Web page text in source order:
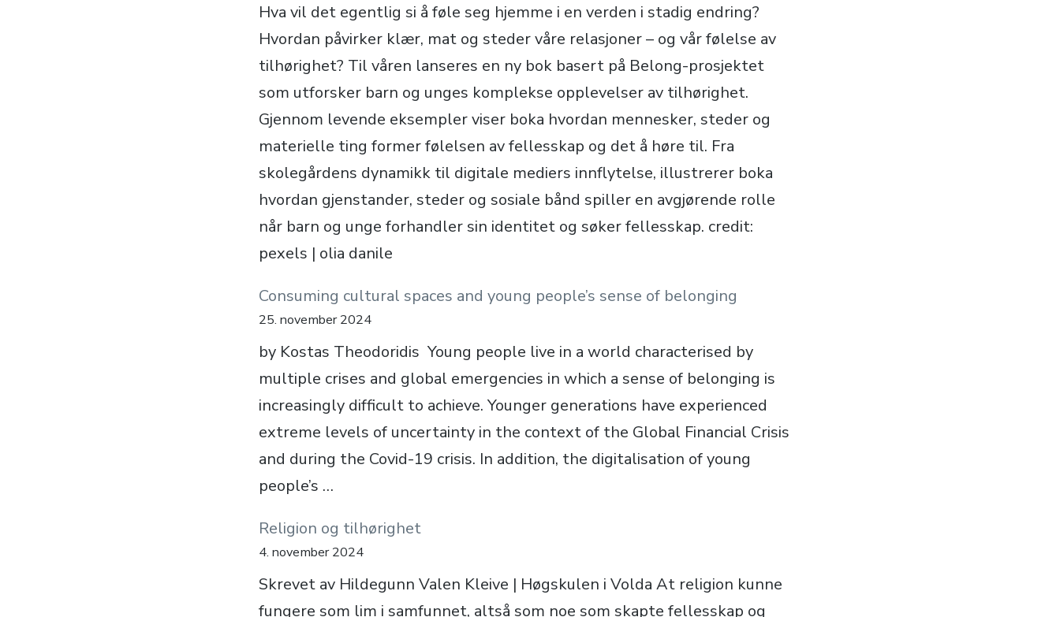
Hva vil det egentlig si å føle seg hjemme i en verden i stadig endring?
Hvordan påvirker klær, mat og steder våre relasjoner – og vår følelse av
tilhørighet? Til våren lanseres en ny bok basert på Belong-prosjektet
som utforsker barn og unges komplekse opplevelser av tilhørighet.
Gjennom levende eksempler viser boka hvordan mennesker, steder og
materielle ting former følelsen av fellesskap og det å høre til. Fra
skolegårdens dynamikk til digitale mediers innflytelse, illustrerer boka
hvordan gjenstander, steder og sosiale bånd spiller en avgjørende rolle
når barn og unge forhandler sin identitet og søker fellesskap. credit:
pexels | olia danile
Consuming cultural spaces and young people’s sense of belonging
25. november 2024
by Kostas Theodoridis Young people live in a world characterised by
multiple crises and global emergencies in which a sense of belonging is
increasingly difficult to achieve. Younger generations have experienced
extreme levels of uncertainty in the context of the Global Financial Crisis
and during the Covid-19 crisis. In addition, the digitalisation of young
people’s …
Religion og tilhørighet
4. november 2024
Skrevet av Hildegunn Valen Kleive | Høgskulen i Volda At religion kunne
fungere som lim i samfunnet, altså som noe som skapte fellesskap og